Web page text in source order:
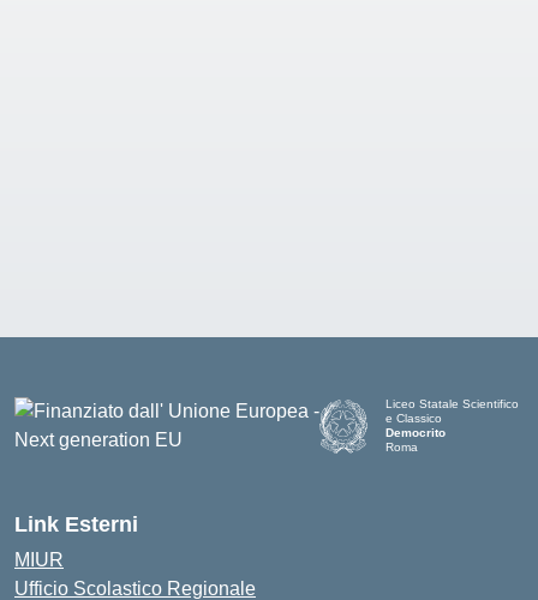
Liceo Statale Scientifico
e Classico
Democrito
Roma
Link Esterni
MIUR
Ufficio Scolastico Regionale